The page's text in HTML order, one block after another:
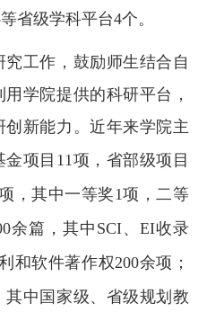
省级学科平台4个。
工作，鼓励师生结合自
学院提供的科研平台，
创新能力。近年来学院主
项目 11项， 省部级项目
，其中一等奖1项，二等
余篇，其中 SCI、 EI收录
和软件著作权200余项；
其中国家级、省级规划教